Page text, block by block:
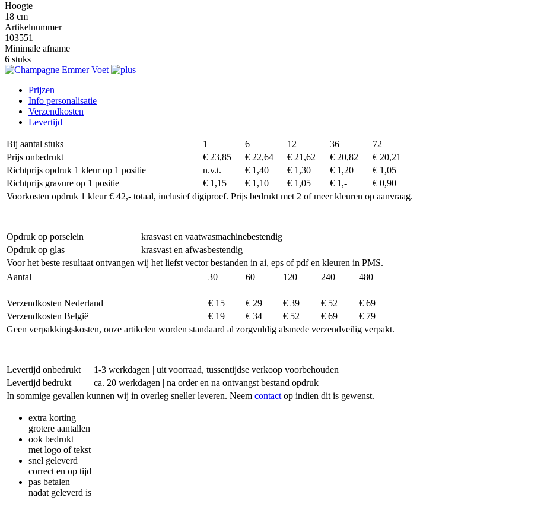
Hoogte
18 cm
Artikelnummer
103551
Minimale afname
6 stuks
Prijzen
Info personalisatie
Verzendkosten
Levertijd
Bij aantal stuks 1 6 12 36
72
Prijs onbedrukt
€ 23,85 € 22,64 € 21,62 € 20,82
€ 20,21
Richtprijs opdruk 1 kleur op 1 positie
n.v.t. € 1,40 € 1,30 € 1,20
€ 1,05
Richtprijs gravure op 1 positie
€ 1,15 € 1,10 € 1,05 € 1,-
€ 0,90
Voorkosten opdruk 1 kleur € 42,- totaal, inclusief digiproef. Prijs bedrukt met 2 of meer kleuren op aanvraag.
Opdruk op porselein
krasvast en vaatwasmachinebestendig
Opdruk op glas
krasvast en afwasbestendig
Voor het beste resultaat ontvangen wij het liefst vector bestanden in ai, eps of pdf en kleuren in PMS.
Aantal
30 60 120 240 480
Verzendkosten Nederland € 15 € 29 € 39 € 52
€ 69
Verzendkosten België
€ 19 € 34 € 52 € 69
€ 79
Geen verpakkingskosten, onze artikelen worden standaard al zorgvuldig alsmede verzendveilig verpakt.
Levertijd onbedrukt
1-3 werkdagen | uit voorraad, tussentijdse verkoop voorbehouden
Levertijd bedrukt
ca. 20 werkdagen | na order en na ontvangst bestand opdruk
In sommige gevallen kunnen wij in overleg sneller leveren. Neem contact op indien dit is gewenst.
extra korting
grotere aantallen
ook bedrukt
met logo of tekst
snel geleverd
correct en op tijd
pas betalen
nadat geleverd is